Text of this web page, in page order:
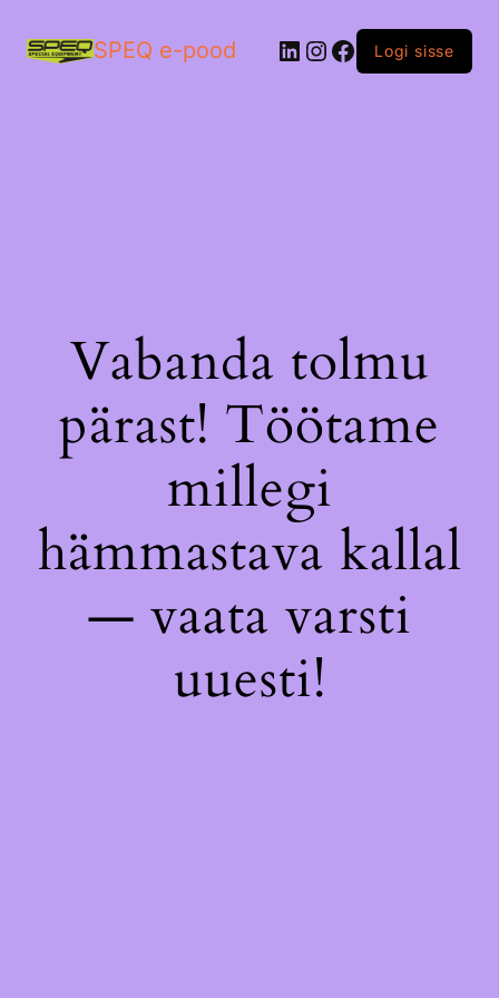
SPEQ e-pood LinkedIn
Instagram
Facebook
Logi sisse
Vabanda tolmu
pärast! Töötame
millegi
hämmastava kallal
— vaata varsti
uuesti!